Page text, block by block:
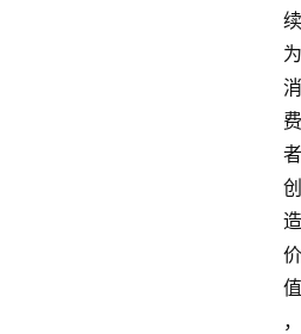
续
为
消
费
者
创
造
价
值
，